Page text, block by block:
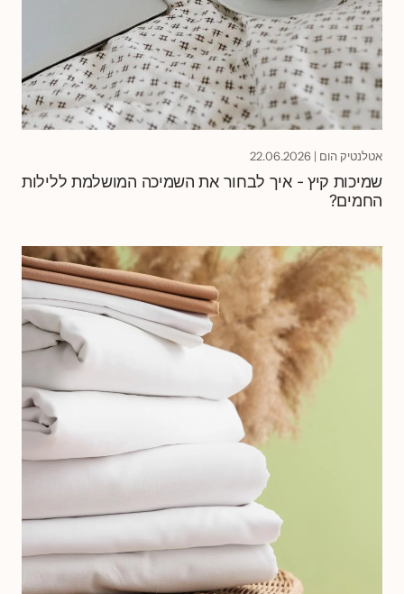
אטלנטיק הום |
22.06.2026
שמיכות קיץ - איך לבחור את השמיכה המושלמת ללילות
החמים?